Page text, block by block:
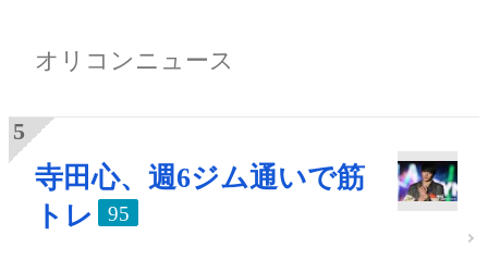
オリコンニュース
寺田心、週6ジム通いで筋
トレ
95